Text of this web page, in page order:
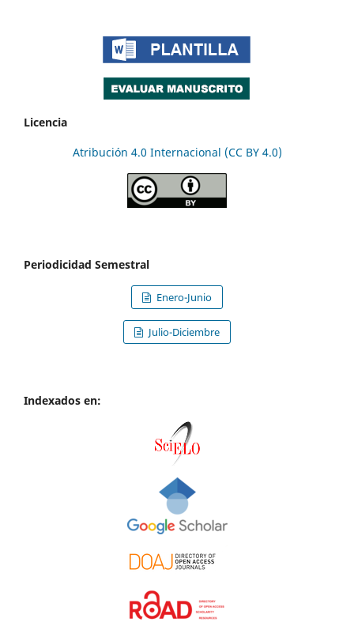
Licencia
Atribución 4.0 Internacional (CC BY 4.0)
Periodicidad Semestral
Enero-Junio
Julio-Diciembre
Indexados en: